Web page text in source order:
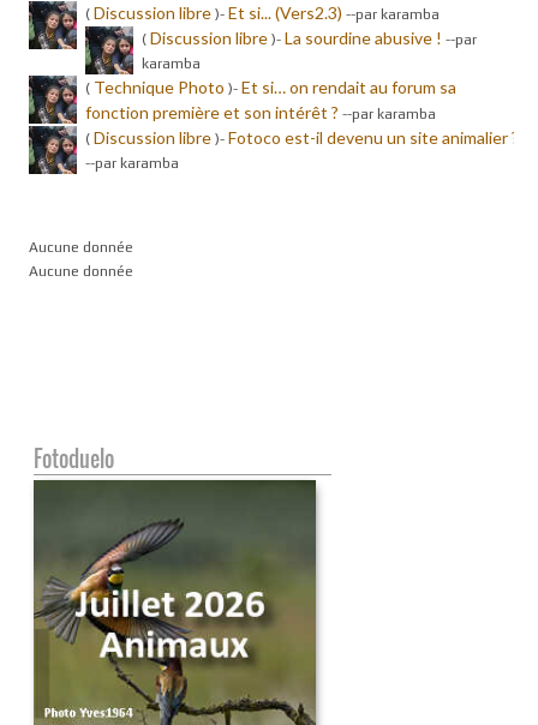
( Discussion libre )- Et si... (Vers2.3) --par karamba
( Discussion libre )- La sourdine abusive ! --par
karamba
( Technique Photo )- Et si… on rendait au forum sa
fonction première et son intérêt ? --par karamba
( Discussion libre )- Fotoco est-il devenu un site animalier ?
--par karamba
Aucune donnée
Aucune donnée
Fotoduelo